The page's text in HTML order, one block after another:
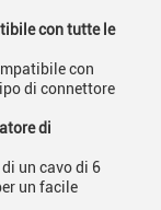
con tutte le
con
di connettore
di
un cavo di 6
un facile